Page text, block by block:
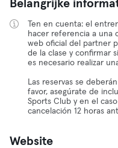
Belangrijke
Ten en cuenta: el
hacer referencia a una
web oficial del partner
de la clase y confirmar
es necesario realizar
Las reservas se
favor, asegúrate de
Sports Club y en el
cancelación 12 horas
Website